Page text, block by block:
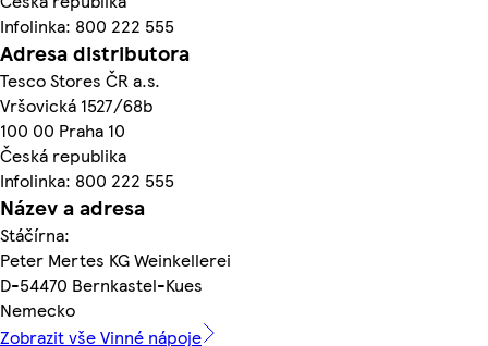
Infolinka: 800 222 555
Adresa distributora
Tesco Stores ČR a.s.
Vršovická 1527/68b
100 00 Praha 10
Česká republika
Infolinka: 800 222 555
Název a adresa
Stáčírna:
Peter Mertes KG Weinkellerei
D-54470 Bernkastel-Kues
Nemecko
Zobrazit vše Vinné nápoje